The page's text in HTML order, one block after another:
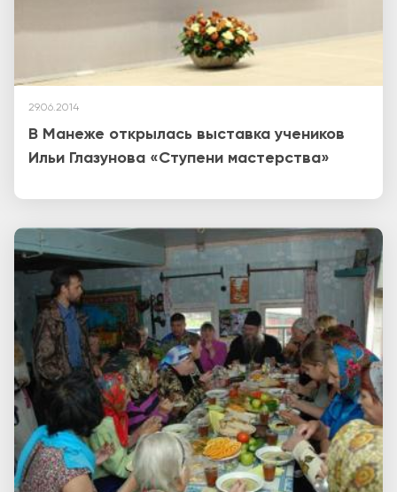
29.06.2014
В Манеже открылась выставка учеников
Ильи Глазунова «Ступени мастерства»